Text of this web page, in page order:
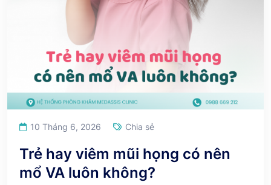
10 Tháng 6, 2026 Chia sẻ
Trẻ hay viêm mũi họng có nên
mổ VA luôn không?